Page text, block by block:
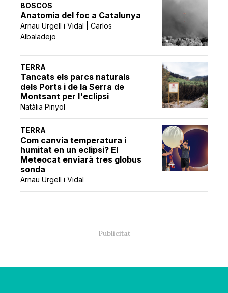
BOSCOS
Anatomia del foc a Catalunya
Arnau Urgell i Vidal | Carlos
Albaladejo
TERRA
Tancats els parcs naturals
dels Ports i de la Serra de
Montsant per l'eclipsi
Natàlia Pinyol
TERRA
Com canvia temperatura i
humitat en un eclipsi? El
Meteocat enviarà tres globus
sonda
Arnau Urgell i Vidal